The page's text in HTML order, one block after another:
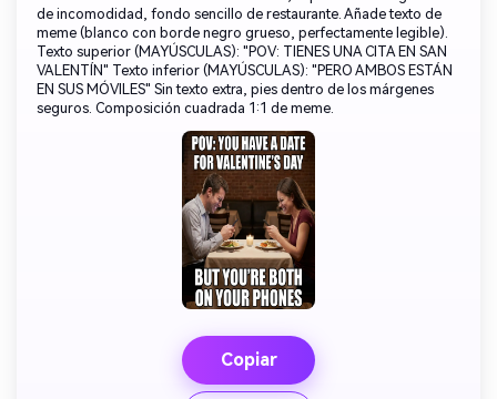
de incomodidad, fondo sencillo de restaurante. Añade texto de
meme (blanco con borde negro grueso, perfectamente legible).
Texto superior (MAYÚSCULAS): "POV: TIENES UNA CITA EN SAN
VALENTÍN" Texto inferior (MAYÚSCULAS): "PERO AMBOS ESTÁN
EN SUS MÓVILES" Sin texto extra, pies dentro de los márgenes
seguros. Composición cuadrada 1:1 de meme.
Copiar